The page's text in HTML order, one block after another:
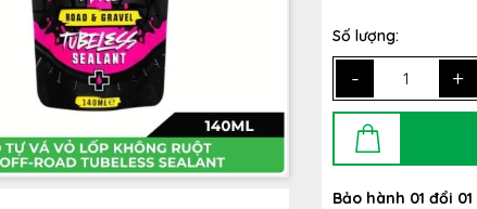
Số lượng:
- +
Bảo hành 01 đổi